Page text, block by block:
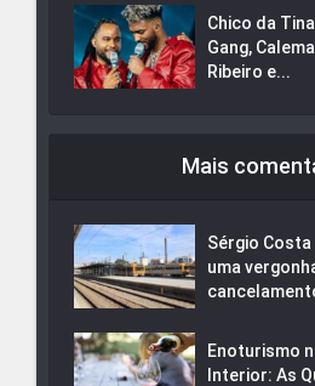
Chico da
Gang,
Ribeiro e...
Mais
Sérgio Costa
uma
Enoturismo
Interior: As